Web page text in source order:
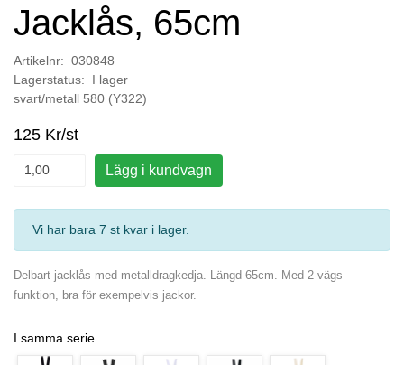
Jacklås, 65cm
Artikelnr: 030848
Lagerstatus: I lager
svart/metall 580 (Y322)
125 Kr/st
Lägg i kundvagn
Vi har bara 7 st kvar i lager.
Delbart jacklås med metalldragkedja. Längd 65cm. Med 2-vägs
funktion, bra för exempelvis jackor.
I samma serie